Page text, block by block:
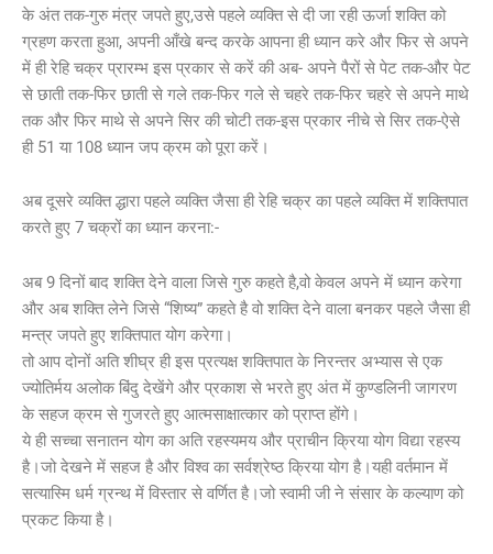
के अंत तक-गुरु मंत्र जपते हुए,उसे पहले व्यक्ति से दी जा रही ऊर्जा शक्ति को
ग्रहण करता हुआ, अपनी आँखे बन्द करके आपना ही ध्यान करे और फिर से अपने
में ही रेहि चक्र प्रारम्भ इस प्रकार से करें की अब- अपने पैरों से पेट तक-और पेट
से छाती तक-फिर छाती से गले तक-फिर गले से चहरे तक-फिर चहरे से अपने माथे
तक और फिर माथे से अपने सिर की चोटी तक-इस प्रकार नीचे से सिर तक-ऐसे
ही 51 या 108 ध्यान जप क्रम को पूरा करें।
अब दूसरे व्यक्ति द्धारा पहले व्यक्ति जैसा ही रेहि चक्र का पहले व्यक्ति में शक्तिपात
करते हुए 7 चक्रों का ध्यान करना:-
अब 9 दिनों बाद शक्ति देने वाला जिसे गुरु कहते है,वो केवल अपने में ध्यान करेगा
और अब शक्ति लेने जिसे “शिष्य” कहते है वो शक्ति देने वाला बनकर पहले जैसा ही
मन्त्र जपते हुए शक्तिपात योग करेगा।
तो आप दोनों अति शीघ्र ही इस प्रत्यक्ष शक्तिपात के निरन्तर अभ्यास से एक
ज्योतिर्मय अलोक बिंदु देखेंगे और प्रकाश से भरते हुए अंत में कुण्डलिनी जागरण
के सहज क्रम से गुजरते हुए आत्मसाक्षात्कार को प्राप्त होंगे।
ये ही सच्चा सनातन योग का अति रहस्यमय और प्राचीन क्रिया योग विद्या रहस्य
है।जो देखने में सहज है और विश्व का सर्वश्रेष्ठ क्रिया योग है।यही वर्तमान में
सत्यास्मि धर्म ग्रन्थ में विस्तार से वर्णित है।जो स्वामी जी ने संसार के कल्याण को
प्रकट किया है।